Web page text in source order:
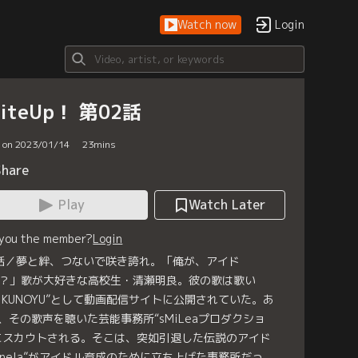
Watch now Login
！ 第02話
on 2023/01/14 23mins
Play
Watch Later
the member?Login
／夢と絆、つないで咲き誇れ。「俺が、アイド
」歌が大好きな高校生・清瀬明良。彼の歌は歌い
として動画配信サイトに公開されていた。あ
その歌声を聴いた芸能事務所“sMiLeaプロダクショ
スカウトされる。そこは、突如引退した伝説のアイド